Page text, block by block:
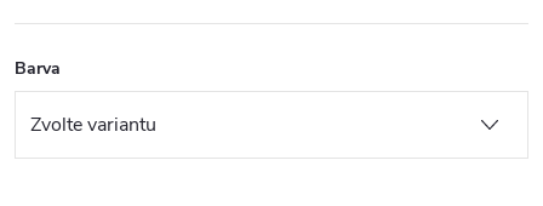
Barva